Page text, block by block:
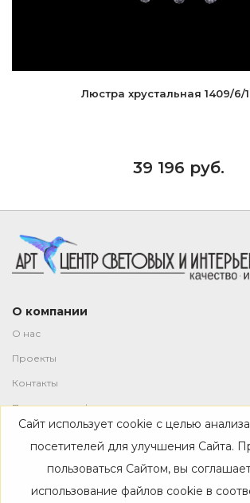
Люстра хрустальная 1409/6/
39 196 руб.
О компании
О нас
Проекты
Контакты
Политика конфиденциальности
Магазин
Каталог
Дизайнерам
Сайт использует cookie с целью
посетителей для улучшения Сайта.
пользоваться Сайтом, вы
использование файлов cookie в